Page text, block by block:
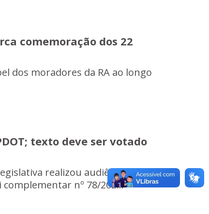
comemoração dos 22
dos moradores da RA ao longo
texto deve ser votado
realizou audiência
nº 78/202...